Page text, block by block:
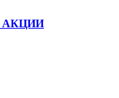
АКЦИИ